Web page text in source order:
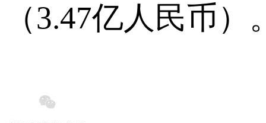
（3.47亿人民币）